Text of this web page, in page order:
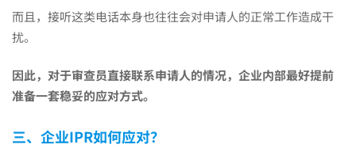
而且，接听这类电话本身也往往会对申请人的正常工作造成干
扰。
因此，对于审查员直接联系申请人的情况，企业内部最好提前
准备一套稳妥的应对方式。
三、企业IPR如何应对？